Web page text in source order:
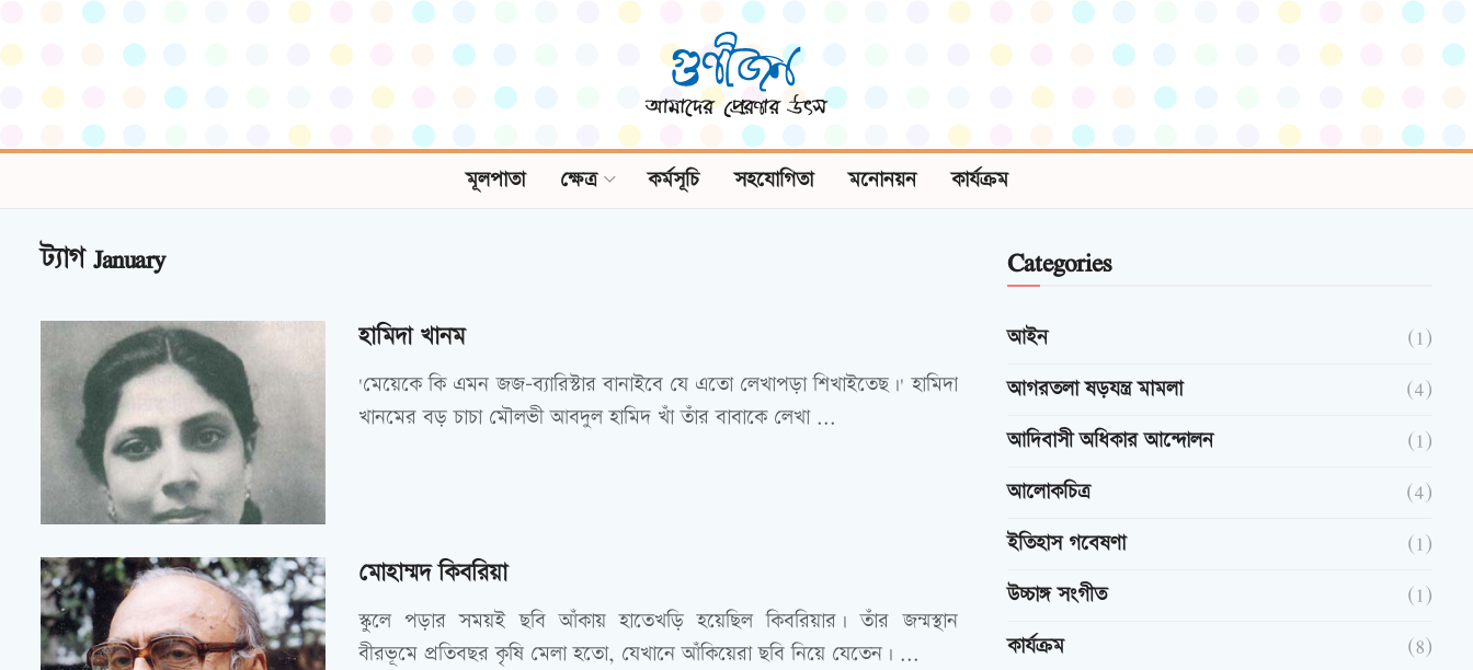
মূলপাতা ক্ষেত্র কর্মসূচি সহযোগিতা মনোনয়ন কার্যক্রম
ট্যাগJanuary
হামিদা খানম
'মেয়েকে কি এমন জজ-ব্যারিস্টার বানাইবে যে এতো লেখাপড়া শিখাইতেছ।' হামিদা
খানমের বড় চাচা মৌলভী আবদুল হামিদ খাঁ তাঁর বাবাকে লেখা ...
মোহাম্মদ কিবরিয়া
স্কুলে পড়ার সময়ই ছবি আঁকায় হাতেখড়ি হয়েছিল কিবরিয়ার। তাঁর জন্মস্থান
বীরভূমে প্রতিবছর কৃষি মেলা হতো, যেখানে আঁকিয়েরা ছবি নিয়ে যেতেন। ...
Categories
আইন
(1)
আগরতলা ষড়যন্ত্র মামলা
(4)
আদিবাসী অধিকার আন্দোলন
(1)
আলোকচিত্র
(4)
ইতিহাস গবেষণা
(1)
উচ্চাঙ্গ সংগীত
(1)
কার্যক্রম
(8)